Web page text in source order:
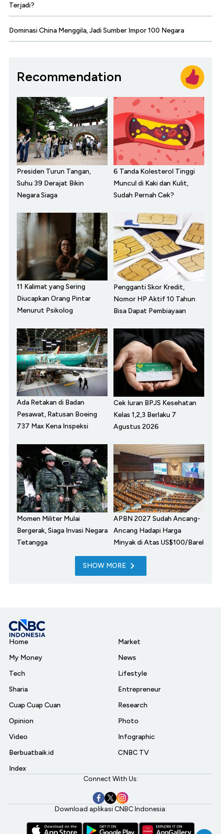
Terjadi?
Dominasi China Menggila, Jadi Sumber Impor 100 Negara
Recommendation
Presiden Turun Tangan,
Suhu 39 Derajat Bikin
Negara Siaga
6 Tanda Kolesterol Tinggi
Muncul di Kaki dan Kulit,
Sudah Pernah Cek?
11 Kalimat yang Sering
Diucapkan Orang Pintar
Menurut Psikolog
Pengganti Skor Kredit,
Nomor HP Aktif 10 Tahun
Bisa Dapat Pembiayaan
Ada Retakan di Badan
Pesawat, Ratusan Boeing
737 Max Kena Inspeksi
Cek Iuran BPJS Kesehatan
Kelas 1,2,3 Berlaku 7
Agustus 2026
Momen Militer Mulai
Bergerak, Siaga Invasi Negara
Tetangga
APBN 2027 Sudah Ancang-
Ancang Hadapi Harga
Minyak di Atas US$100/Barel
SHOW MORE
Home
My Money
Tech
Sharia
Cuap Cuap Cuan
Opinion
Video
Berbuatbaik.id
Index
Market
News
Lifestyle
Entrepreneur
Research
Photo
Infographic
CNBC TV
Connect With Us:
Download aplikasi CNBC Indonesia: